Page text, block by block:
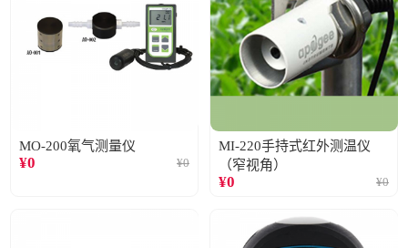
MO-200氧气测量仪
¥0 ¥0
MI-220手持式红外测温仪
（窄视角）
¥0 ¥0